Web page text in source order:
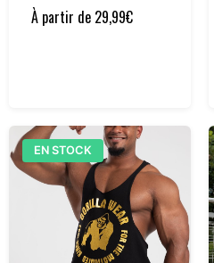
À partir de 29,99€
EN STOCK